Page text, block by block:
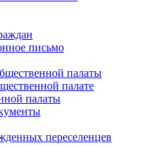
письмо
палаты
палате
палаты
переселенцев